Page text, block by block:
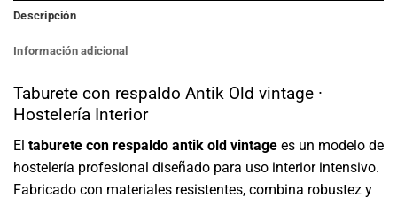
Descripción
Información adicional
Taburete con respaldo Antik Old vintage ·
Hostelería Interior
El taburete con respaldo antik old vintage es un modelo de
hostelería profesional diseñado para uso interior intensivo.
Fabricado con materiales resistentes, combina robustez y